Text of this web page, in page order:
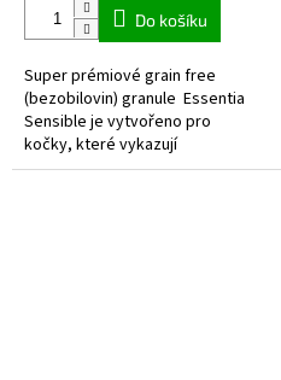
hvězdiček.
Do košíku
Super prémiové grain free
(bezobilovin) granule Essentia
Sensible je vytvořeno pro
kočky, které vykazují
známky citlivosti na některé